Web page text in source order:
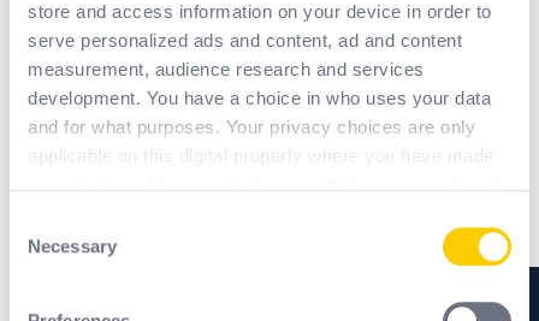
store and access information on your device in order to
serve personalized ads and content, ad and content
measurement, audience research and services
development. You have a choice in who uses your data
and for what purposes. Your privacy choices are only
applicable on this digital property where you have made
the Privacy trigger icon.
Selection
Necessary
Przegląd ŚOI przed użyciem
wydajności. Dlatego ważne jest, aby regularnie
- rozdarć,